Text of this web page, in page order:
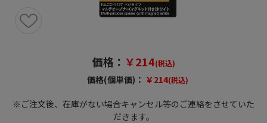
価格： ￥214(税込)
価格(個単価)： ￥214(税込)
※ご注文後、在庫がない場合キャンセル等のご連絡をさせていた
だきます。